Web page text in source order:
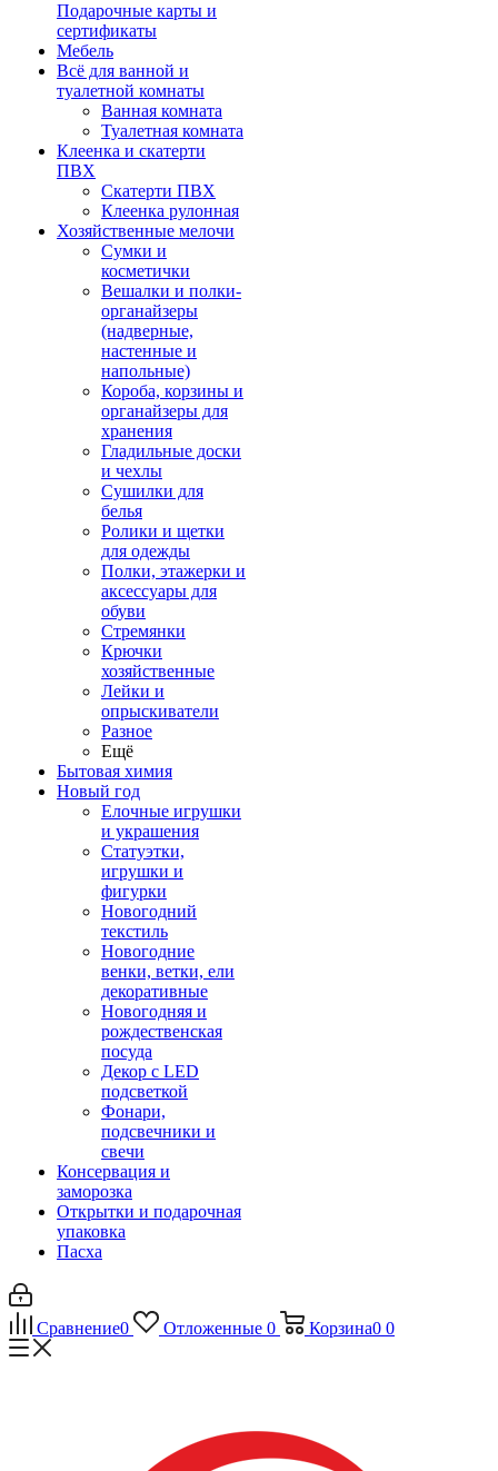
Подарочные карты и
сертификаты
Мебель
Всё для ванной и
туалетной комнаты
Ванная комната
Туалетная комната
Клеенка и скатерти
ПВХ
Скатерти ПВХ
Клеенка рулонная
Хозяйственные мелочи
Сумки и
косметички
Вешалки и полки-
органайзеры
(надверные,
настенные и
напольные)
Короба, корзины и
органайзеры для
хранения
Гладильные доски
и чехлы
Сушилки для
белья
Ролики и щетки
для одежды
Полки, этажерки и
аксессуары для
обуви
Стремянки
Крючки
хозяйственные
Лейки и
опрыскиватели
Разное
Ещё
Бытовая химия
Новый год
Елочные игрушки
и украшения
Статуэтки,
игрушки и
фигурки
Новогодний
текстиль
Новогодние
венки, ветки, ели
декоративные
Новогодняя и
рождественская
посуда
Декор с LED
подсветкой
Фонари,
подсвечники и
свечи
Консервация и
заморозка
Открытки и подарочная
упаковка
Пасха
Сравнение0 Отложенные 0 Корзина0 0